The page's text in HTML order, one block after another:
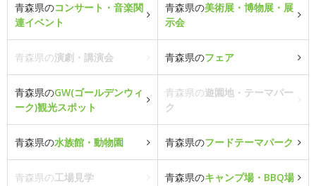
青森県のコンサート・音楽関
連イベント
青森県の美術展・博物展・展
示会
青森県の演劇・講演会 青森県のフェア
青森県のGW(ゴールデンウィ
ーク)観光スポット
青森県の遊園地・テーマパー
ク
青森県の水族館・動物園 青森県のフードテーマパーク
青森県の工場見学 青森県のキャンプ場・BBQ場